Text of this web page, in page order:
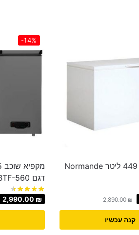
מקפיא שוכב 449 ליטר Normande
2,890.00₪
קנה עכשיו
-14%
דגם BTF-560
2,990.00 ₪